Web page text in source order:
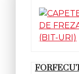
plictisit de culoarea
Aceasta se poate
in niciun fel.
semipermanente